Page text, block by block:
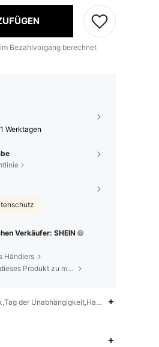
Bezahlvorgang berechnet
Werktagen
Verkäufer: SHEIN
Händlers
Um diesen Verkäufer und/oder dieses Produkt zu melden
der Unabhängigkeit,Handwäsche, keine